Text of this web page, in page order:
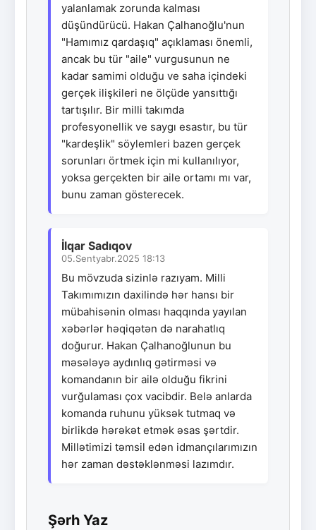
yalanlamak zorunda kalması
düşündürücü. Hakan Çalhanoğlu'nun
"Hamımız qardaşıq" açıklaması önemli,
ancak bu tür "aile" vurgusunun ne
kadar samimi olduğu ve saha içindeki
gerçek ilişkileri ne ölçüde yansıttığı
tartışılır. Bir milli takımda
profesyonellik ve saygı esastır, bu tür
"kardeşlik" söylemleri bazen gerçek
sorunları örtmek için mi kullanılıyor,
yoksa gerçekten bir aile ortamı mı var,
bunu zaman gösterecek.
İlqar Sadıqov
05.Sentyabr.2025 18:13
Bu mövzuda sizinlə razıyam. Milli
Takımımızın daxilində hər hansı bir
mübahisənin olması haqqında yayılan
xəbərlər həqiqətən də narahatlıq
doğurur. Hakan Çalhanoğlunun bu
məsələyə aydınlıq gətirməsi və
komandanın bir ailə olduğu fikrini
vurğulaması çox vacibdir. Belə anlarda
komanda ruhunu yüksək tutmaq və
birlikdə hərəkət etmək əsas şərtdir.
Millətimizi təmsil edən idmançılarımızın
hər zaman dəstəklənməsi lazımdır.
Şərh Yaz